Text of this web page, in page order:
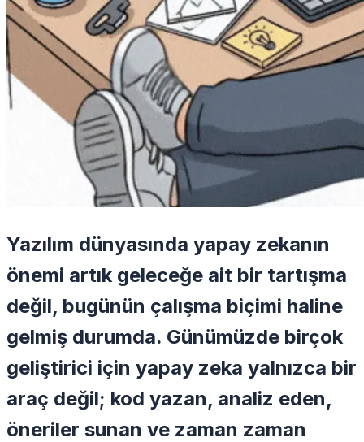
Yazılım dünyasında yapay zekanın
önemi artık geleceğe ait bir tartışma
değil, bugünün çalışma biçimi haline
gelmiş durumda. Günümüzde birçok
geliştirici için yapay zeka yalnızca bir
araç değil; kod yazan, analiz eden,
öneriler sunan ve zaman zaman